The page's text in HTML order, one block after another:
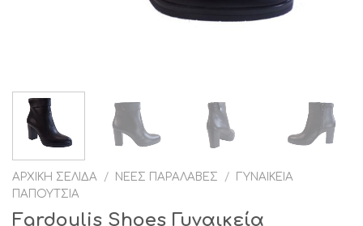
ΑΡΧΙΚΉ ΣΕΛΊΔΑ / ΝΈΕΣ ΠΑΡΑΛΑΒΈΣ /
ΓΥΝΑΙΚΕΊΑ
ΠΑΠΟΎΤΣΙΑ
Fardoulis Shoes Γυναικεία